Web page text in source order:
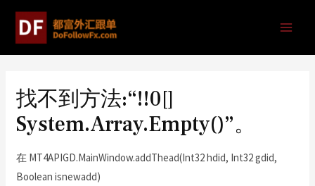
找不到方法:“!!0[]
System.Array.Empty()”。
在 MT4APIGD.MainWindow.addThead(Int32 hdid, Int32 gdid,
Boolean isnewadd)